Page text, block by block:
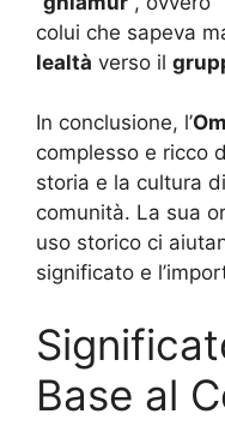
colui che sapeva
lealtà verso il
In conclusione, l’
complesso e ricco
storia e la cultura
comunità. La sua
uso storico ci
significato e
Base al